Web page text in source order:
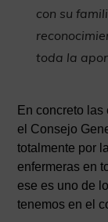
con su
toda la
En concreto
el Consejo
totalmente por
enfermeras en
ese es uno de
tenemos en el